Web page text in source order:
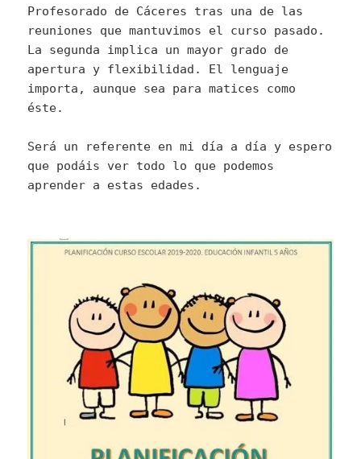
Profesorado de Cáceres tras una de las
reuniones que mantuvimos el curso pasado.
La segunda implica un mayor grado de
apertura y flexibilidad. El lenguaje
importa, aunque sea para matices como
éste.
Será un referente en mi día a día y espero
que podáis ver todo lo que podemos
aprender a estas edades.